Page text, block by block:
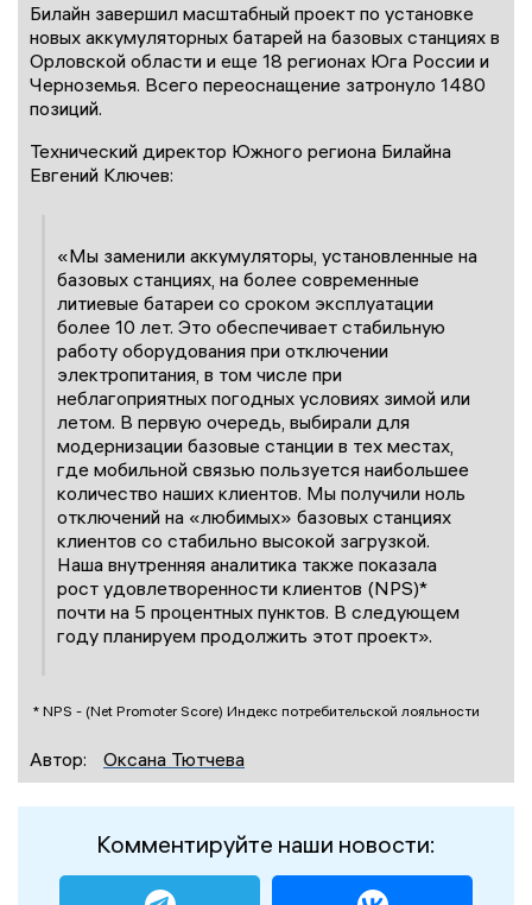
Билайн завершил масштабный проект по установке
новых аккумуляторных батарей на базовых станциях в
Орловской области и еще 18 регионах Юга России и
Черноземья. Всего переоснащение затронуло 1480
позиций.
Технический директор Южного региона Билайна
Евгений Ключев:
«Мы заменили аккумуляторы, установленные на
базовых станциях, на более современные
литиевые батареи со сроком эксплуатации
более 10 лет. Это обеспечивает стабильную
работу оборудования при отключении
электропитания, в том числе при
неблагоприятных погодных условиях зимой или
летом. В первую очередь, выбирали для
модернизации базовые станции в тех местах,
где мобильной связью пользуется наибольшее
количество наших клиентов. Мы получили ноль
отключений на «любимых» базовых станциях
клиентов со стабильно высокой загрузкой.
Наша внутренняя аналитика также показала
рост удовлетворенности клиентов (NPS)*
почти на 5 процентных пунктов. В следующем
году планируем продолжить этот проект».
* NPS - (Net Promoter Score) Индекс потребительской лояльности
Автор: Оксана Тютчева
Комментируйте наши новости: